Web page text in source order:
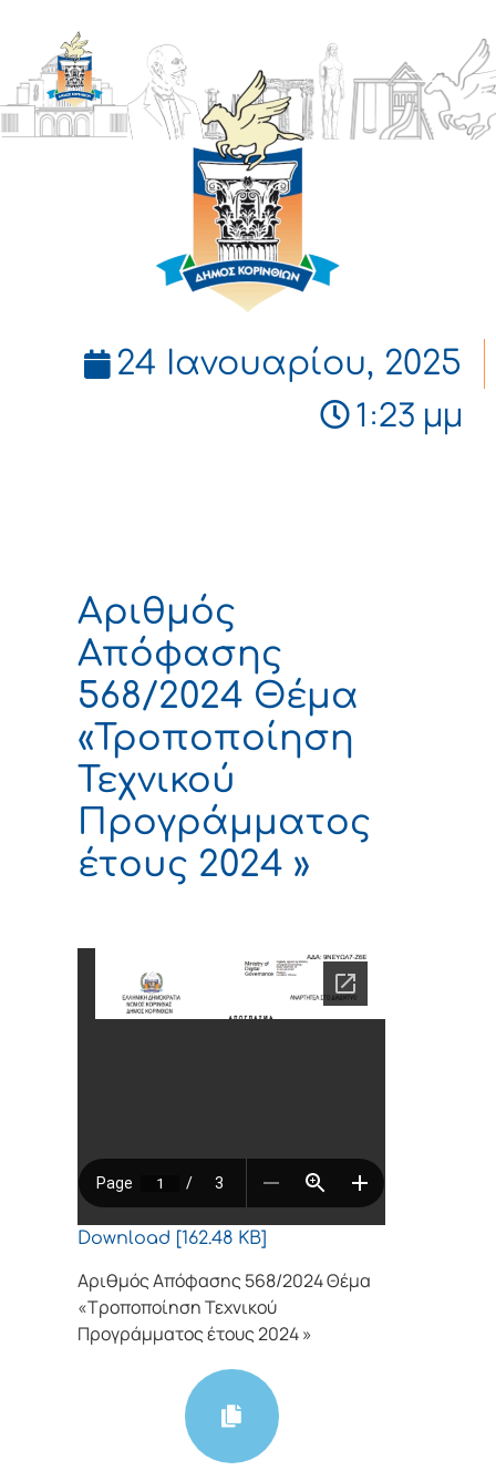
ΔΗΜΟΣ
ΚΟΡΙΝΘΙΩΝ
24 Ιανουαρίου, 2025
1:23 μμ
Αριθμός
Απόφασης
568/2024 Θέμα
«Τροποποίηση
Τεχνικού
Προγράμματος
έτους 2024 »
Download [162.48 KB]
Αριθμός Απόφασης 568/2024 Θέμα
«Τροποποίηση Τεχνικού
Προγράμματος έτους 2024 »